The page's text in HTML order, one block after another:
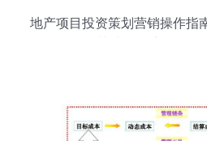
地产项目投资策划营销操作指